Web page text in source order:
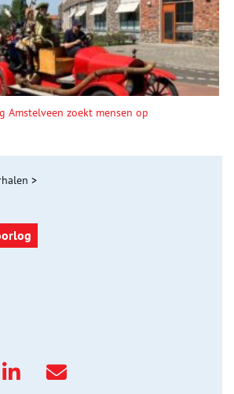
Amstelveen zoekt mensen op
>